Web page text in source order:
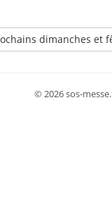
dimanches et
© 2026 sos-